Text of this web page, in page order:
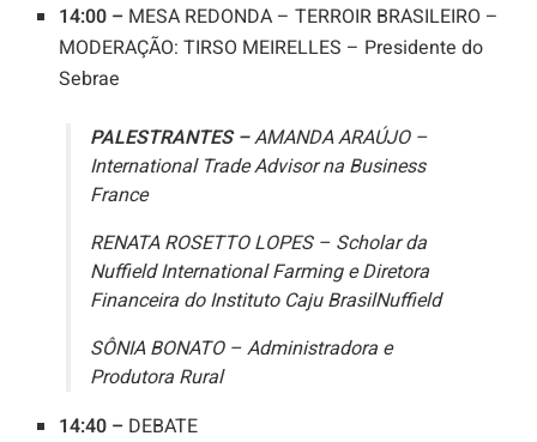
14:00 – MESA REDONDA – TERROIR BRASILEIRO –
MODERAÇÃO: TIRSO MEIRELLES – Presidente do
Sebrae
PALESTRANTES –AMANDA ARAÚJO –
International Trade Advisor na Business
France
RENATA ROSETTO LOPES – Scholar da
Nuffield International Farming e Diretora
Financeira do Instituto Caju BrasilNuffield
SÔNIA BONATO – Administradora e
Produtora Rural
14:40 – DEBATE